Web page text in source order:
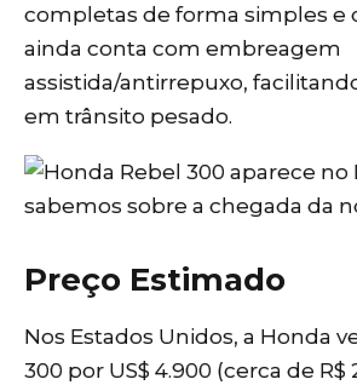
completas de forma simples e
ainda conta com embreagem
assistida/antirrepuxo,
em trânsito pesado.
Preço Estimado
Nos Estados Unidos, a Honda
300 por US$ 4.900 (cerca de R$